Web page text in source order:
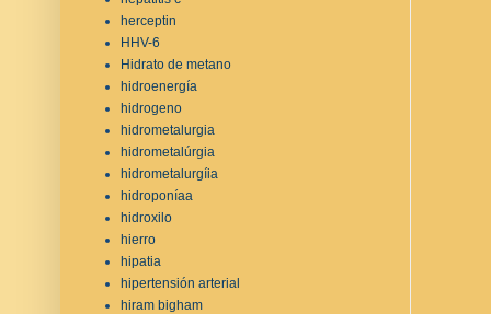
herceptin
HHV-6
Hidrato de metano
hidroenergía
hidrogeno
hidrometalurgia
hidrometalúrgia
hidrometalurgíia
hidroponíaa
hidroxilo
hierro
hipatia
hipertensión arterial
hiram bigham